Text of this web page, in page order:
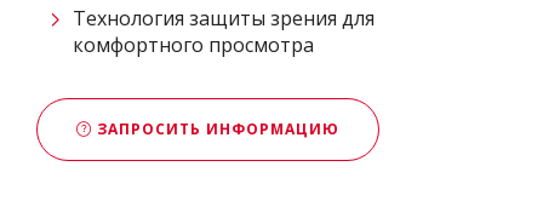
Технология защиты зрения для
комфортного просмотра
ЗАПРОСИТЬ ИНФОРМАЦИЮ